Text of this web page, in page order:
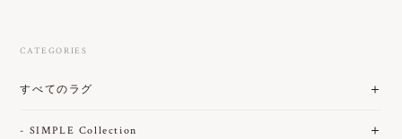
CATEGORIES
すべてのラグ
- SIMPLE Collection